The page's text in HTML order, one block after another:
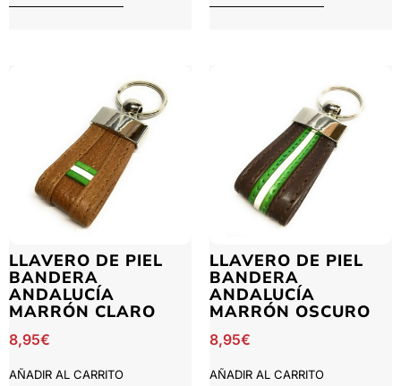
LLAVERO DE PIEL
BANDERA
ANDALUCÍA
MARRÓN CLARO
8,95€
AÑADIR AL CARRITO
LLAVERO DE PIEL
BANDERA
ANDALUCÍA
MARRÓN OSCURO
8,95€
AÑADIR AL CARRITO